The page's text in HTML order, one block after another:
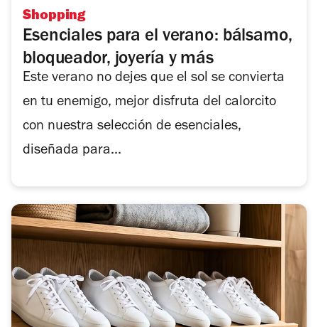
Shopping
Esenciales para el verano: bálsamo,
bloqueador, joyería y más
Este verano no dejes que el sol se convierta
en tu enemigo, mejor disfruta del calorcito
con nuestra selección de esenciales,
diseñada para...